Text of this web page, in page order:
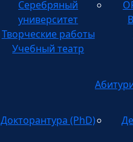
Серебряный
университет
Творческие работы
Учебный театр
Докторантура (PhD)